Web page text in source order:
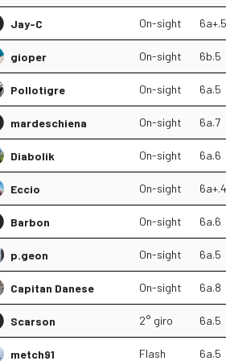
Jay-C On-sight 6a+.5
gioper On-sight 6b.5
Pollotigre On-sight 6a.5
mardeschiena On-sight 6a.7
Diabolik On-sight 6a.6
Eccio On-sight 6a+.4
Barbon On-sight 6a.6
p.geon On-sight 6a.5
Capitan Danese On-sight 6a.8
Scarson 2° giro 6a.5
metch91 Flash 6a.5